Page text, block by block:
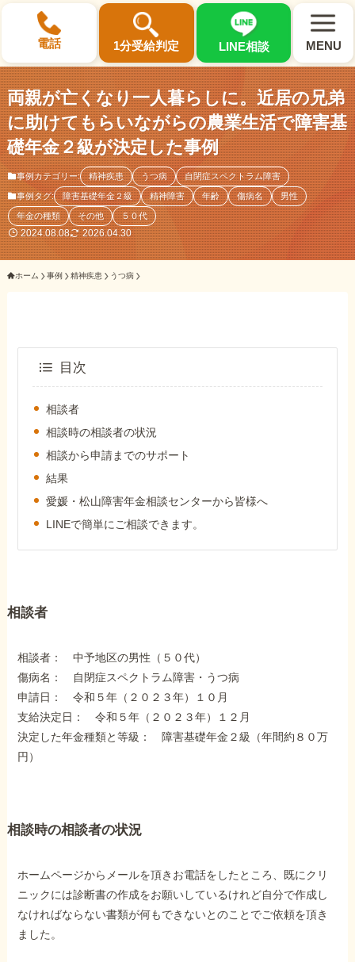
電話 1分受給判定 LINE相談 MENU
×
選ばれる3つの理由
初回相談料0円・受給後報酬型
サポート料金について
県内 No.1 の豊富な知識と経験
ホーム
障害年金の基礎知識
受給事例
Q&A・相談事例
障害年金コラム
事務所について
お客様からの感謝のお手紙
サイトマップ
両親が亡くなり一人暮らしに。近居の兄弟
に助けてもらいながらの農業生活で障害基
礎年金２級が決定した事例
事例カテゴリー: 精神疾患 うつ病 自閉症スペクトラム障害
事例タグ: 障害基礎年金２級 精神障害 年齢 傷病名 男性
年金の種類 その他 ５０代
2024.08.08 2026.04.30
ホーム 事例 精神疾患 うつ病
目次
相談者
相談時の相談者の状況
相談から申請までのサポート
結果
愛媛・松山障害年金相談センターから皆様へ
LINEで簡単にご相談できます。
相談者
相談者： 中予地区の男性（５０代）
傷病名： 自閉症スペクトラム障害・うつ病
申請日： 令和５年（２０２３年）１０月
支給決定日： 令和５年（２０２３年）１２月
決定した年金種類と等級： 障害基礎年金２級（年間約８０万
円）
相談時の相談者の状況
ホームページからメールを頂きお電話をしたところ、既にクリ
ニックには診断書の作成をお願いしているけれど自分で作成し
なければならない書類が何もできないとのことでご依頼を頂き
ました。